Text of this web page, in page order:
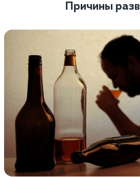
Причины